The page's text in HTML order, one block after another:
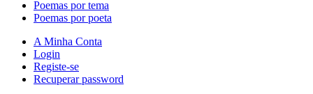
Poemas por tema
Poemas por poeta
A Minha Conta
Login
Registe-se
Recuperar password